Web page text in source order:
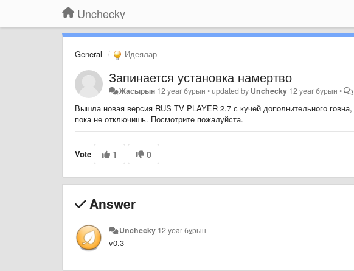
Unchecky
General Идеялар
Запинается установка намертво
Жасырын 12 year бұрын •updated by Unchecky 12 year бұрын •
Вышла новая версия RUS TV PLAYER 2.7 с кучей дополнительного
пока не отключишь. Посмотрите пожалуйста.
Vote 1 0
Answer
Unchecky 12 year бұрын
v0.3